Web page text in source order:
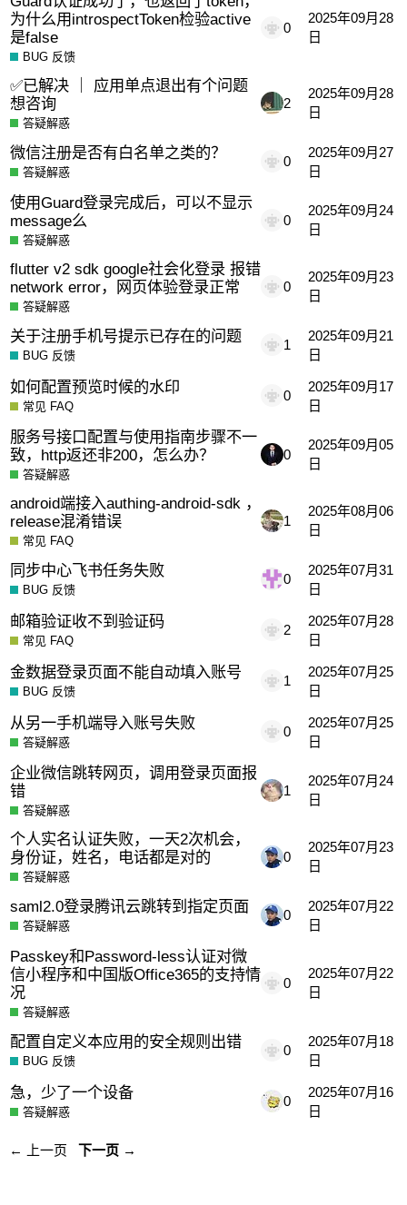
为什么用introspectToken检验active
是false
BUG 反馈
0
2025年09月28
日
✅已解决 ｜ 应用单点退出有个问题
想咨询
答疑解惑
2
2025年09月28
日
微信注册是否有白名单之类的？
答疑解惑
0
2025年09月27
日
使用Guard登录完成后，可以不显示
message么
答疑解惑
0
2025年09月24
日
flutter v2 sdk google社会化登录 报错
network error，网页体验登录正常
答疑解惑
0
2025年09月23
日
关于注册手机号提示已存在的问题
BUG 反馈
1
2025年09月21
日
如何配置预览时候的水印
常见 FAQ
0
2025年09月17
日
服务号接口配置与使用指南步骤不一
致，http返还非200，怎么办？
答疑解惑
0
2025年09月05
日
android端接入authing-android-sdk ，
release混淆错误
常见 FAQ
1
2025年08月06
日
同步中心飞书任务失败
BUG 反馈
0
2025年07月31
日
邮箱验证收不到验证码
常见 FAQ
2
2025年07月28
日
金数据登录页面不能自动填入账号
BUG 反馈
1
2025年07月25
日
从另一手机端导入账号失败
答疑解惑
0
2025年07月25
日
企业微信跳转网页，调用登录页面报
错
答疑解惑
1
2025年07月24
日
个人实名认证失败，一天2次机会，
身份证，姓名，电话都是对的
答疑解惑
0
2025年07月23
日
saml2.0登录腾讯云跳转到指定页面
答疑解惑
0
2025年07月22
日
Passkey和Password-less认证对微
信小程序和中国版Office365的支持情
况
答疑解惑
0
2025年07月22
日
配置自定义本应用的安全规则出错
BUG 反馈
0
2025年07月18
日
急，少了一个设备
答疑解惑
0
2025年07月16
日
← 上一页 下一页 →